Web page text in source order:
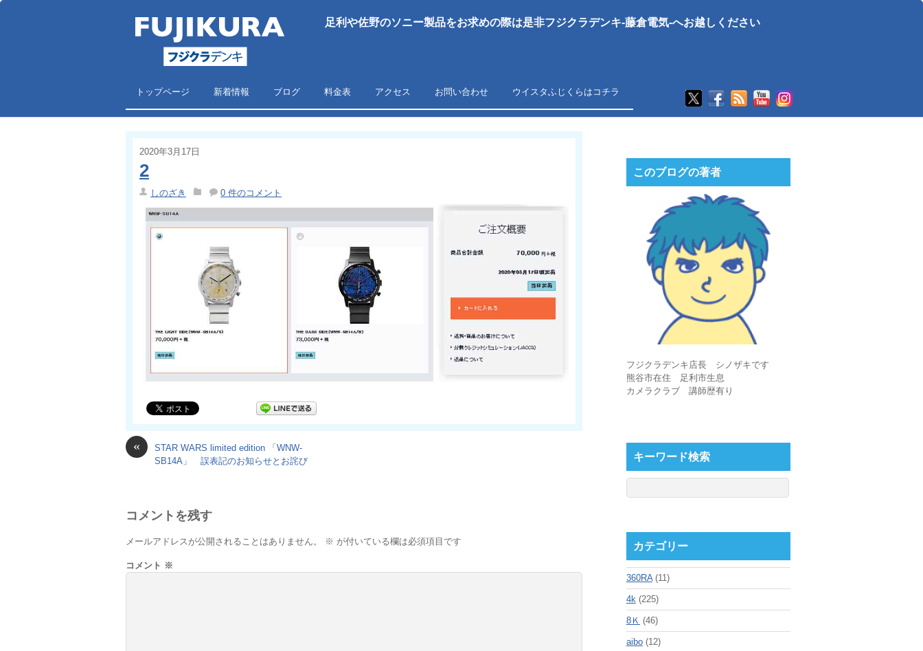
足利や佐野のソニー製品をお求めの際は是非フジクラデンキ-藤倉電気-へお越しください
トップページ 新着情報 ブログ 料金表 アクセス お問い合わせ ウイスタふじくらはコチラ
2020年3月17日
2
しのざき 0 件のコメント
«
STAR WARS limited edition 「WNW-
SB14A」 誤表記のお知らせとお詫び
コメントを残す
メールアドレスが公開されることはありません。 ※ が付いている欄は必須項目です
コメント ※
このブログの著者
フジクラデンキ店長 シノザキです
熊谷市在住 足利市生息
カメラクラブ 講師歴有り
キーワード検索
カテゴリー
360RA(11)
4k (225)
8Ｋ (46)
aibo(12)